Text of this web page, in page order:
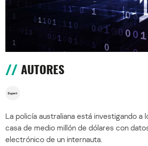
AUTORES
La policía australiana está investigando
casa de medio millón de dólares con
electrónico de un internauta.